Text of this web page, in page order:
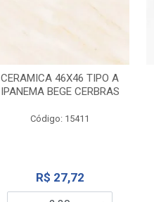
CERAMICA 46X46 TIPO A
IPANEMA BEGE CERBRAS
Código: 15411
R$ 27,72